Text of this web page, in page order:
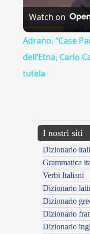
Watch on
Adrano. “Case
dell’Etna, Carlo
tutela
I nostri siti
Dizionario
Grammatica
Verbi Italiani
Dizionario
Dizionario
Dizionario
Dizionario